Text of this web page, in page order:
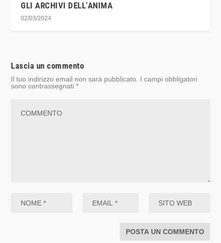
GLI ARCHIVI DELL’ANIMA
02/03/2024
Lascia un commento
Il tuo indirizzo email non sarà pubblicato. I campi obbligatori
sono contrassegnati*